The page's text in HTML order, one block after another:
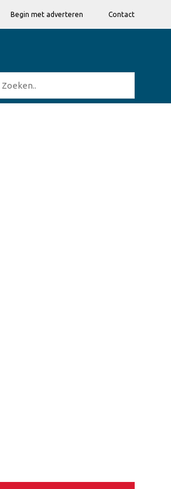
Begin met adverteren Contact